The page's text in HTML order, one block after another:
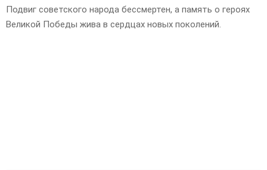
Подвиг советского народа бессмертен, а память о героях
Великой Победы жива в сердцах новых поколений.